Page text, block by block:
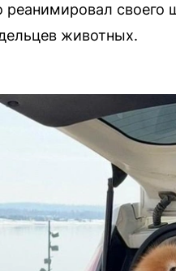
своего
животных.